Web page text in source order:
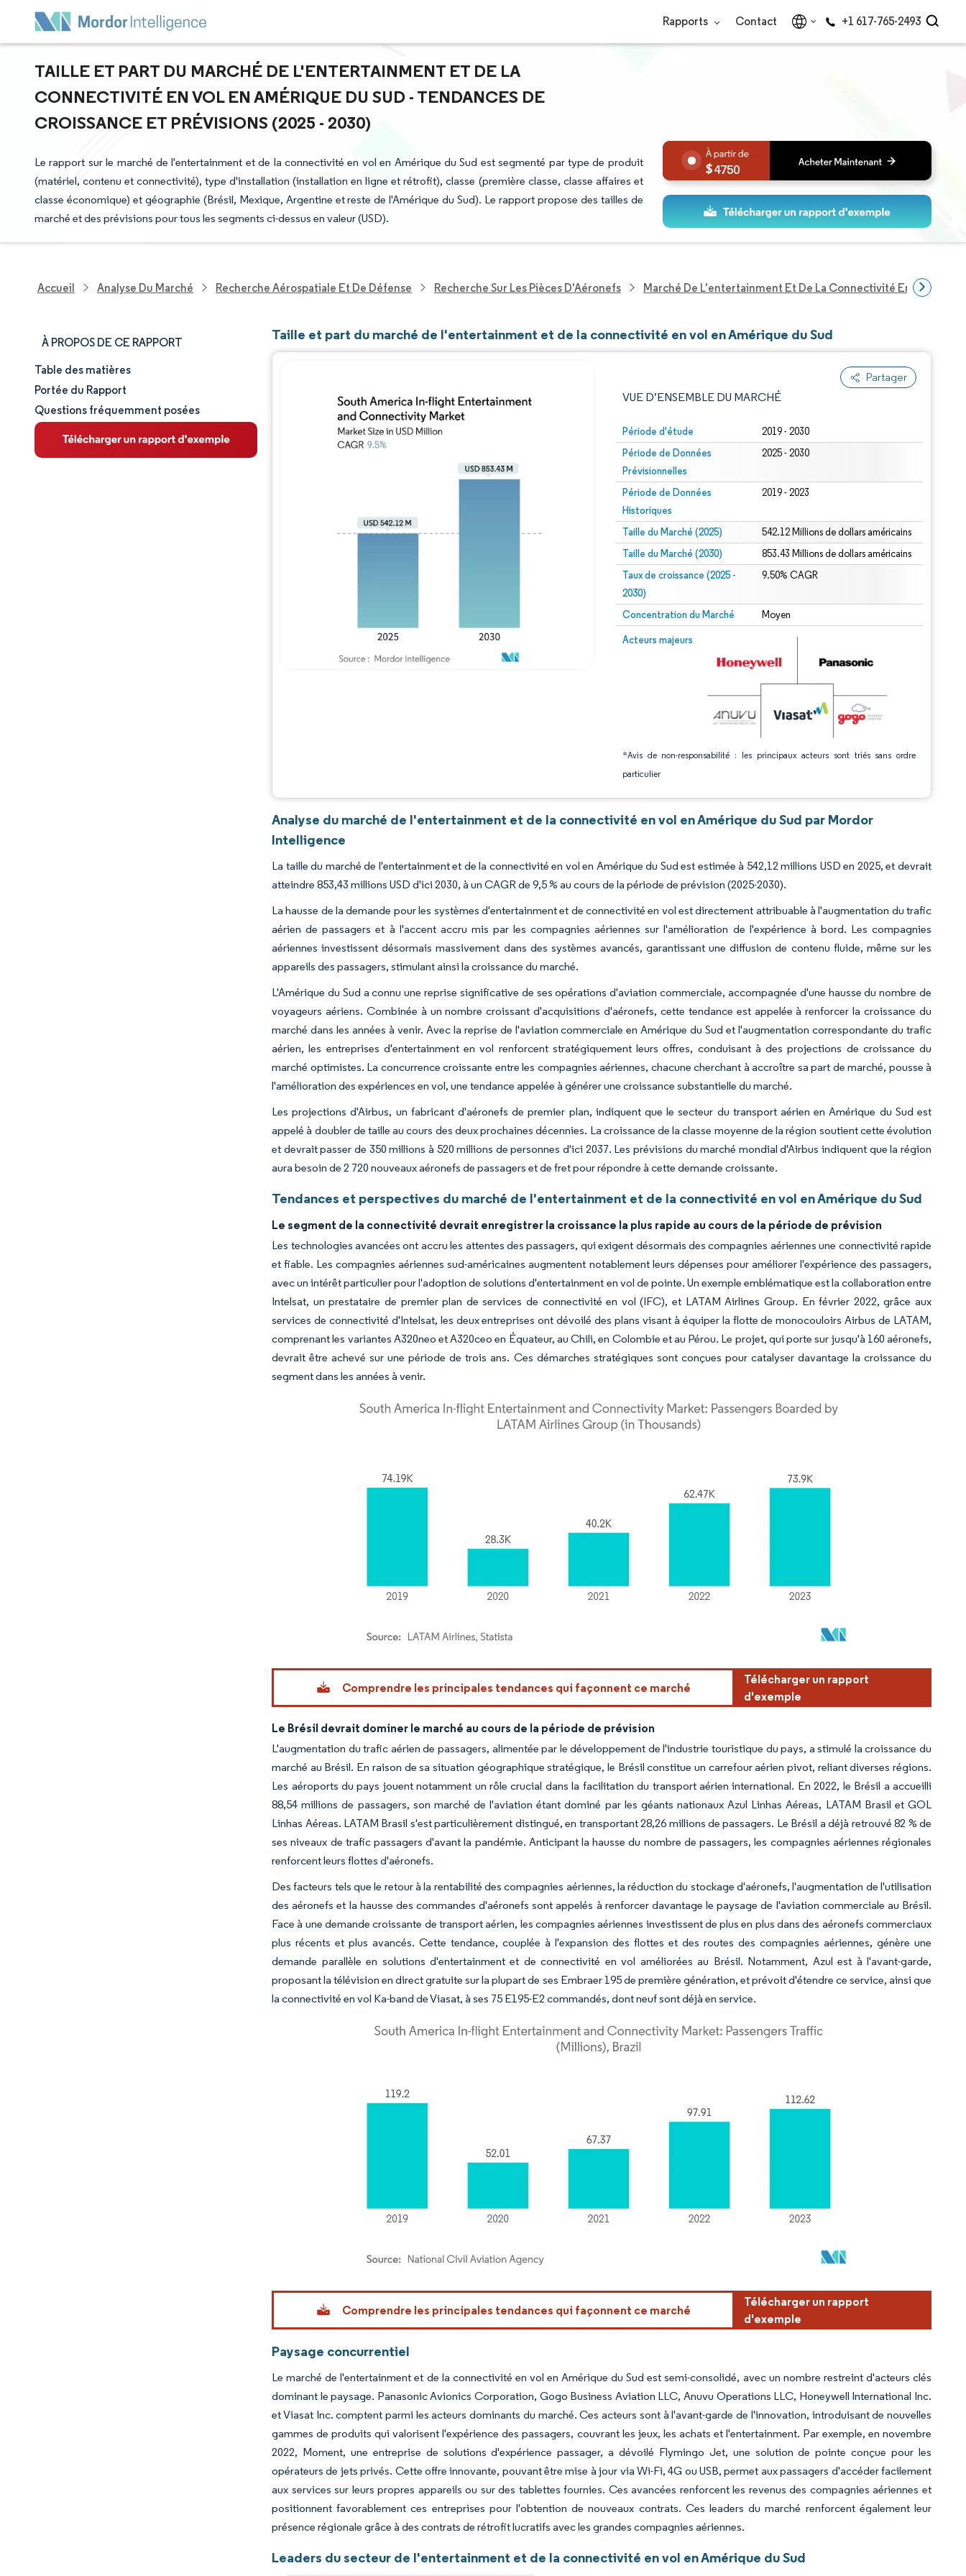
Rapports Contact +1 617-765-2493
TAILLE ET PART DU MARCHÉ DE L'ENTERTAINMENT ET DE LA
CONNECTIVITÉ EN VOL EN AMÉRIQUE DU SUD - TENDANCES DE
CROISSANCE ET PRÉVISIONS (2025 - 2030)
Le rapport sur le marché de l'entertainment et de la connectivité en vol en Amérique du Sud est segmenté par type de produit
(matériel, contenu et connectivité), type d'installation (installation en ligne et rétrofit), classe (première classe, classe affaires et
classe économique) et géographie (Brésil, Mexique, Argentine et reste de l'Amérique du Sud). Le rapport propose des tailles de
marché et des prévisions pour tous les segments ci-dessus en valeur (USD).
4750
Accueil Analyse Du Marché Recherche Aérospatiale Et De Défense Recherche Sur Les Pièces D'Aéronefs Marché De L'entertainment Et De La Connectivité En Vol En
À PROPOS DE CE RAPPORT
Taille et part de marché
Analyse du marché
Tendances et perspectives
Table des matières
Portée du Rapport
Questions fréquemment posées
Taille et part du marché de l'entertainment et de la connectivité en vol en Amérique du Sud
Partager
VUE D’ENSEMBLE DU MARCHÉ
Période d'étude 2019 - 2030
Période de Données
Prévisionnelles
2025 - 2030
Période de Données
Historiques
2019 - 2023
Taille du Marché (2025) 542.12 Millions de dollars américains
Taille du Marché (2030) 853.43 Millions de dollars américains
Taux de croissance (2025 -
2030)
9.50% CAGR
Concentration du Marché Moyen
Acteurs majeurs
*Avis de non-responsabilité : les principaux acteurs sont triés sans ordre
particulier
Image © Mordor Intelligence. La réutilisation nécessite une attribution sous CC BY 4.0.
Image © Mordor Intelligence. La réutilisation nécessite une attribution sous CC BY 4.0.
Analyse du marché de l'entertainment et de la connectivité en vol en Amérique du Sud par Mordor
Intelligence
La taille du marché de l'entertainment et de la connectivité en vol en Amérique du Sud est estimée à 542,12 millions USD en 2025, et devrait
atteindre 853,43 millions USD d'ici 2030, à un CAGR de 9,5 % au cours de la période de prévision (2025-2030).
La hausse de la demande pour les systèmes d'entertainment et de connectivité en vol est directement attribuable à l'augmentation du trafic
aérien de passagers et à l'accent accru mis par les compagnies aériennes sur l'amélioration de l'expérience à bord. Les compagnies
aériennes investissent désormais massivement dans des systèmes avancés, garantissant une diffusion de contenu fluide, même sur les
appareils des passagers, stimulant ainsi la croissance du marché.
L'Amérique du Sud a connu une reprise significative de ses opérations d'aviation commerciale, accompagnée d'une hausse du nombre de
voyageurs aériens. Combinée à un nombre croissant d'acquisitions d'aéronefs, cette tendance est appelée à renforcer la croissance du
marché dans les années à venir. Avec la reprise de l'aviation commerciale en Amérique du Sud et l'augmentation correspondante du trafic
aérien, les entreprises d'entertainment en vol renforcent stratégiquement leurs offres, conduisant à des projections de croissance du
marché optimistes. La concurrence croissante entre les compagnies aériennes, chacune cherchant à accroître sa part de marché, pousse à
l'amélioration des expériences en vol, une tendance appelée à générer une croissance substantielle du marché.
Les projections d'Airbus, un fabricant d'aéronefs de premier plan, indiquent que le secteur du transport aérien en Amérique du Sud est
appelé à doubler de taille au cours des deux prochaines décennies. La croissance de la classe moyenne de la région soutient cette évolution
et devrait passer de 350 millions à 520 millions de personnes d'ici 2037. Les prévisions du marché mondial d'Airbus indiquent que la région
aura besoin de 2 720 nouveaux aéronefs de passagers et de fret pour répondre à cette demande croissante.
Tendances et perspectives du marché de l'entertainment et de la connectivité en vol en Amérique du Sud
Le segment de la connectivité devrait enregistrer la croissance la plus rapide au cours de la période de prévision
Les technologies avancées ont accru les attentes des passagers, qui exigent désormais des compagnies aériennes une connectivité rapide
et fiable. Les compagnies aériennes sud-américaines augmentent notablement leurs dépenses pour améliorer l'expérience des passagers,
avec un intérêt particulier pour l'adoption de solutions d'entertainment en vol de pointe. Un exemple emblématique est la collaboration entre
Intelsat, un prestataire de premier plan de services de connectivité en vol (IFC), et LATAM Airlines Group. En février 2022, grâce aux
services de connectivité d'Intelsat, les deux entreprises ont dévoilé des plans visant à équiper la flotte de monocouloirs Airbus de LATAM,
comprenant les variantes A320neo et A320ceo en Équateur, au Chili, en Colombie et au Pérou. Le projet, qui porte sur jusqu'à 160 aéronefs,
devrait être achevé sur une période de trois ans. Ces démarches stratégiques sont conçues pour catalyser davantage la croissance du
segment dans les années à venir.
Image © Mordor Intelligence. La réutilisation nécessite une attribution sous CC BY 4.0.
Comprendre les principales tendances qui façonnent ce marché
Télécharger un rapport
d'exemple
Le Brésil devrait dominer le marché au cours de la période de prévision
L'augmentation du trafic aérien de passagers, alimentée par le développement de l'industrie touristique du pays, a stimulé la croissance du
marché au Brésil. En raison de sa situation géographique stratégique, le Brésil constitue un carrefour aérien pivot, reliant diverses régions.
Les aéroports du pays jouent notamment un rôle crucial dans la facilitation du transport aérien international. En 2022, le Brésil a accueilli
88,54 millions de passagers, son marché de l'aviation étant dominé par les géants nationaux Azul Linhas Aéreas, LATAM Brasil et GOL
Linhas Aéreas. LATAM Brasil s'est particulièrement distingué, en transportant 28,26 millions de passagers. Le Brésil a déjà retrouvé 82 % de
ses niveaux de trafic passagers d'avant la pandémie. Anticipant la hausse du nombre de passagers, les compagnies aériennes régionales
renforcent leurs flottes d'aéronefs.
Des facteurs tels que le retour à la rentabilité des compagnies aériennes, la réduction du stockage d'aéronefs, l'augmentation de l'utilisation
des aéronefs et la hausse des commandes d'aéronefs sont appelés à renforcer davantage le paysage de l'aviation commerciale au Brésil.
Face à une demande croissante de transport aérien, les compagnies aériennes investissent de plus en plus dans des aéronefs commerciaux
plus récents et plus avancés. Cette tendance, couplée à l'expansion des flottes et des routes des compagnies aériennes, génère une
demande parallèle en solutions d'entertainment et de connectivité en vol améliorées au Brésil. Notamment, Azul est à l'avant-garde,
proposant la télévision en direct gratuite sur la plupart de ses Embraer 195 de première génération, et prévoit d'étendre ce service, ainsi que
la connectivité en vol Ka-band de Viasat, à ses 75 E195-E2 commandés, dont neuf sont déjà en service.
Image © Mordor Intelligence. La réutilisation nécessite une attribution sous CC BY 4.0.
Comprendre les principales tendances qui façonnent ce marché
Télécharger un rapport
d'exemple
Paysage concurrentiel
Le marché de l'entertainment et de la connectivité en vol en Amérique du Sud est semi-consolidé, avec un nombre restreint d'acteurs clés
dominant le paysage. Panasonic Avionics Corporation, Gogo Business Aviation LLC, Anuvu Operations LLC, Honeywell International Inc.
et Viasat Inc. comptent parmi les acteurs dominants du marché. Ces acteurs sont à l'avant-garde de l'innovation, introduisant de nouvelles
gammes de produits qui valorisent l'expérience des passagers, couvrant les jeux, les achats et l'entertainment. Par exemple, en novembre
2022, Moment, une entreprise de solutions d'expérience passager, a dévoilé Flymingo Jet, une solution de pointe conçue pour les
opérateurs de jets privés. Cette offre innovante, pouvant être mise à jour via Wi-Fi, 4G ou USB, permet aux passagers d'accéder facilement
aux services sur leurs propres appareils ou sur des tablettes fournies. Ces avancées renforcent les revenus des compagnies aériennes et
positionnent favorablement ces entreprises pour l'obtention de nouveaux contrats. Ces leaders du marché renforcent également leur
présence régionale grâce à des contrats de rétrofit lucratifs avec les grandes compagnies aériennes.
Leaders du secteur de l'entertainment et de la connectivité en vol en Amérique du Sud